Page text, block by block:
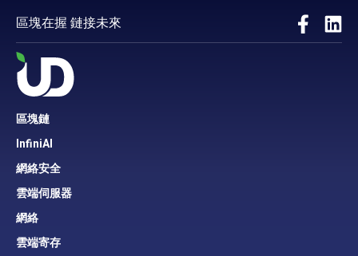
區塊在握 鏈接未來
區塊鏈
InfiniAI
網絡安全
雲端伺服器
網絡
雲端寄存